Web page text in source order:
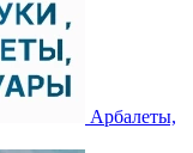
Арбалеты,